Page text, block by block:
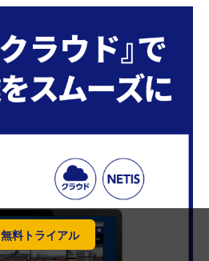
無料トライアル